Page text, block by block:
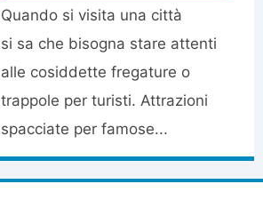
Quando si visita una città
si sa che bisogna stare attenti
alle cosiddette fregature o
trappole per turisti. Attrazioni
spacciate per famose...